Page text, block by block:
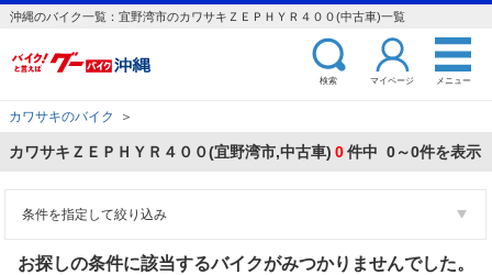
沖縄のバイク一覧：宜野湾市のカワサキＺＥＰＨＹＲ４００(中古車)一覧
検索 マイページ メニュー
カワサキのバイク ＞
カワサキＺＥＰＨＹＲ４００(宜野湾市,中古車) 0件中 0～0件を表示
条件を指定して絞り込み
お探しの条件に該当するバイクがみつかりませんでした。